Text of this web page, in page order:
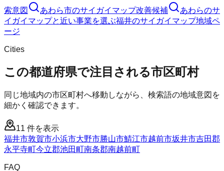
索意図
あわら市のサイガイマップ改善候補
あわらのサ
イガイマップと近い事業を選ぶ福井のサイガイマップ地域ペ
ージ
Cities
この都道府県で注目される市区町村
同じ地域内の市区町村へ移動しながら、検索語の地域意図を
細かく確認できます。
11 件を表示
福井市敦賀市小浜市大野市勝山市鯖江市越前市坂井市吉田郡
永平寺町今立郡池田町南条郡南越前町
FAQ